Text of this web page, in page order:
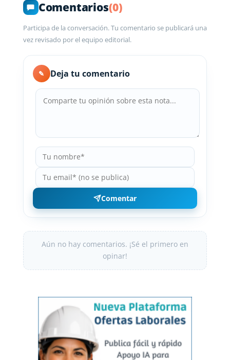
Comentarios(0)
Participa de la conversación. Tu comentario se publicará una
vez revisado por el equipo editorial.
✎ Deja tu comentario
Comentar
Aún no hay comentarios. ¡Sé el primero en
opinar!